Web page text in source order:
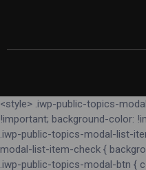
<style> .iwp-public-topics-
!important; background-color:
.iwp-public-topics-modal-list-
modal-list-item-check {
.iwp-public-topics-modal-btn {